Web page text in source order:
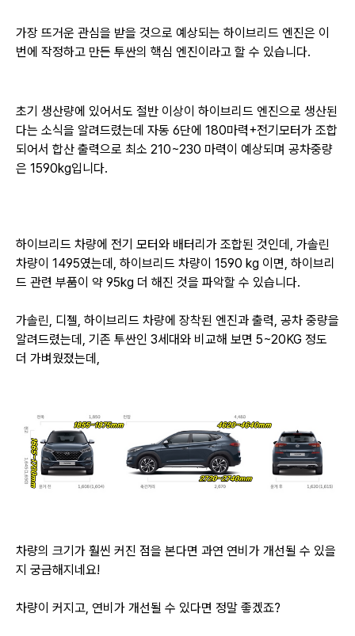
가장 뜨거운 관심을 받을 것으로 예상되는 하이브리드 엔진은 이
번에 작정하고 만든 투싼의 핵심 엔진이라고 할 수 있습니다.
초기 생산량에 있어서도 절반 이상이 하이브리드 엔진으로 생산된
다는 소식을 알려드렸는데 자동 6단에 180마력+전기모터가 조합
되어서 합산 출력으로 최소 210~230 마력이 예상되며 공차중량
은 1590kg입니다.
하이브리드 차량에 전기 모터와 배터리가 조합된 것인데, 가솔린
차량이 1495였는데, 하이브리드 차량이 1590 kg 이면, 하이브리
드 관련 부품이 약 95kg 더 해진 것을 파악할 수 있습니다.
가솔린, 디젤, 하이브리드 차량에 장착된 엔진과 출력, 공차 중량을
알려드렸는데, 기존 투싼인 3세대와 비교해 보면 5~20KG 정도
더 가벼웠졌는데,
차량의 크기가 훨씬 커진 점을 본다면 과연 연비가 개선될 수 있을
지 궁금해지네요!
차량이 커지고, 연비가 개선될 수 있다면 정말 좋겠죠?